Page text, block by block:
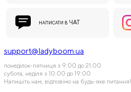
НАПИСАТИ В ЧАТ
support@ladyboom.ua
понеділок-пятниця з 9:00 до 21:00
субота, неділя з 10:00 до 19:00
Напишіть нам, відповімо на будь-яке питання!